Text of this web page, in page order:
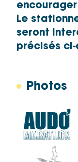
Le
seront
précisés ci-
Photos